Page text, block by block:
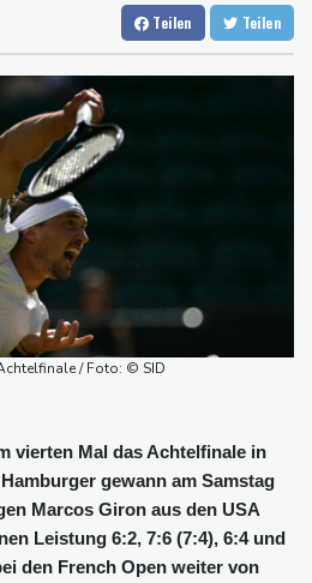
Stuttgart
29 °C
Wien
34 °C
gewinnen Synchron-Bronze
drohen mit Klage
in den USA auf
Angriffen im Jemen getötet - Huthis
fest
von Sonn- und
wechselt nach Madrid
Teilen Teilen
/ Foto: © SID
vierten Mal das Achtelfinale in
gewann am Samstag
Marcos Giron aus den USA
Leistung 6:2, 7:6 (7:4), 6:4 und
den French Open weiter von